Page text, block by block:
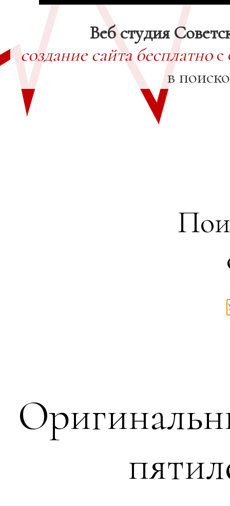
Веб студия
создание сайта бесплатнос
в